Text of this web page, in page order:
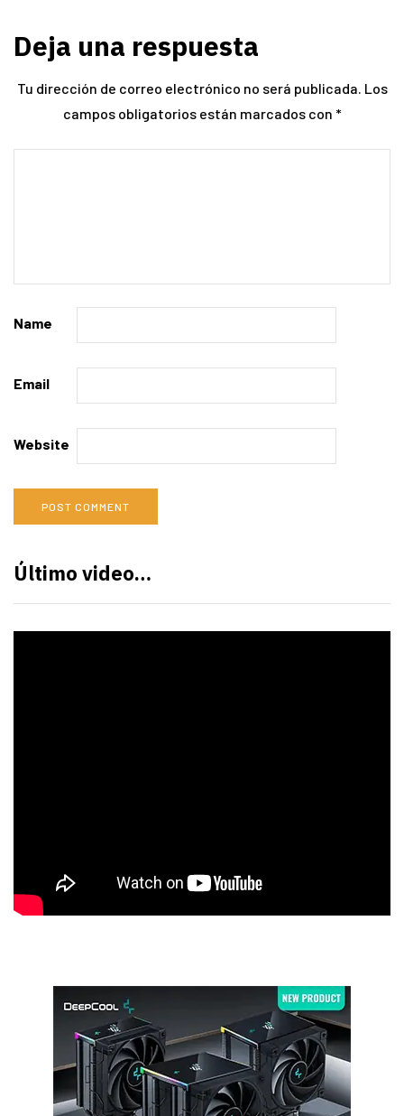
Deja una respuesta
Tu dirección de correo electrónico no será publicada. Los
campos obligatorios están marcados con *
Name
Email
Website
Último video…